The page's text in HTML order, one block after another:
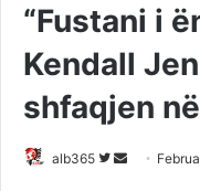
“Fustani i
Kendall
shfaqjen
alb365
Follow
Send